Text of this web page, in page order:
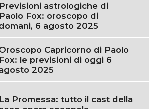
Previsioni astrologiche di
Paolo Fox: oroscopo di
domani, 6 agosto 2025
Oroscopo Capricorno di Paolo
Fox: le previsioni di oggi 6
agosto 2025
La Promessa: tutto il cast della